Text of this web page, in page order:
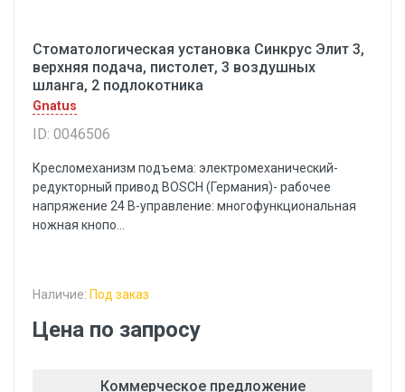
Стоматологическая установка Синкрус Элит 3,
верхняя подача, пистолет, 3 воздушных
шланга, 2 подлокотника
Gnatus
ID: 0046506
Кресломеханизм подъема: электромеханический-
редукторный привод BOSCH (Германия)- рабочее
напряжение 24 В-управление: многофункциональная
ножная кнопо...
Наличие: Под заказ
Цена по запросу
Коммерческое предложение